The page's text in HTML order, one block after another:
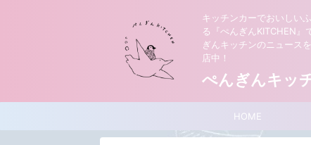
キッチンカーでおいしい
る『ぺんぎんKITCHEN』
ぎんキッチンのニュース
店中！
ぺんぎんキッ
HOME